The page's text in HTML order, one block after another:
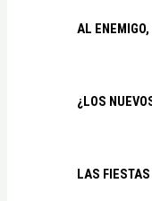
AL
¿LOS
LAS